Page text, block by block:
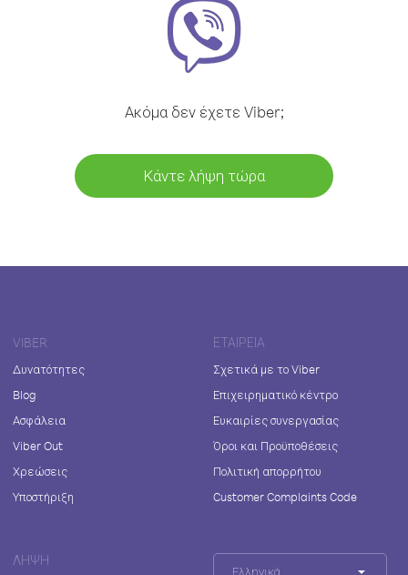
Ακόμα δεν έχετε Viber;
Κάντε λήψη τώρα
VIBER
Δυνατότητες
Blog
Ασφάλεια
Viber Out
Χρεώσεις
Υποστήριξη
ΕΤΑΙΡΕΊΑ
Σχετικά με το Viber
Επιχειρηματικό κέντρο
Ευκαιρίες συνεργασίας
Όροι και Προϋποθέσεις
Πολιτική απορρήτου
Customer Complaints Code
ΛΉΨΗ
Ελληνικά